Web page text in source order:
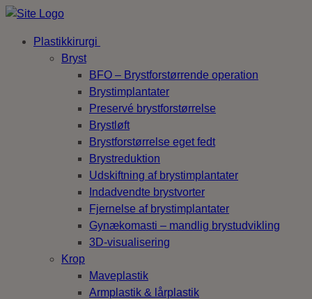
Plastikkirurgi
Bryst
BFO – Brystforstørrende operation
Brystimplantater
Preservé brystforstørrelse
Brystløft
Brystforstørrelse eget fedt
Brystreduktion
Udskiftning af brystimplantater
Indadvendte brystvorter
Fjernelse af brystimplantater
Gynækomasti – mandlig brystudvikling
3D-visualisering
Krop
Maveplastik
Armplastik & lårplastik